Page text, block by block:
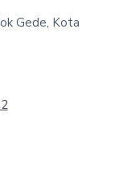
Gede, Kota